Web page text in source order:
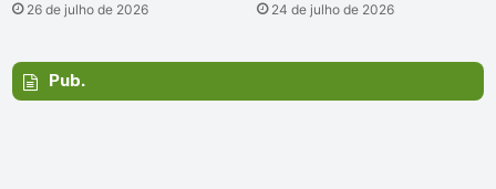
26 de julho de 2026 24 de julho de 2026
Pub.